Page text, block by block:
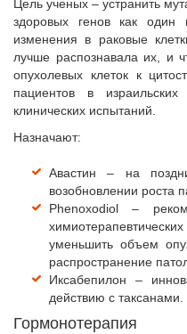
Цель ученых – устранить
здоровых генов как один
изменения в раковые
лучше распознавала их, и
опухолевых клеток к
пациентов в
клинических испытаний.
Назначают:
Авастин – на
возобновлении роста
Phenoxodiol –
уменьшить объем
распространение
Иксабепилон –
действию с таксанами.
Гормонотерапия